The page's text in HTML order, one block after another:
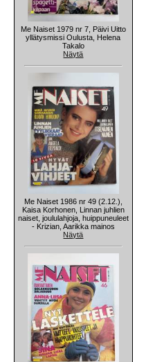
Me Naiset 1979 nr 7, Päivi Uitto
yllätysmissi Oulusta, Helena
Takalo
Näytä
Me Naiset 1986 nr 49 (2.12.),
Kaisa Korhonen, Linnan juhlien
naiset, joululahjoja, huippuneuleet
- Krizian, Aarikka mainos
Näytä